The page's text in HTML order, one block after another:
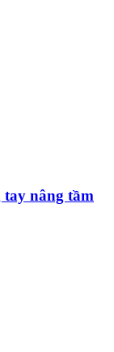
tay nâng tầm